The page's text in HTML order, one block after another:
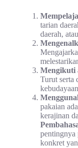
tarian
daerah,
Mengikuti
Turut serta
pakaian
kerajinan
pentingnya
konkret